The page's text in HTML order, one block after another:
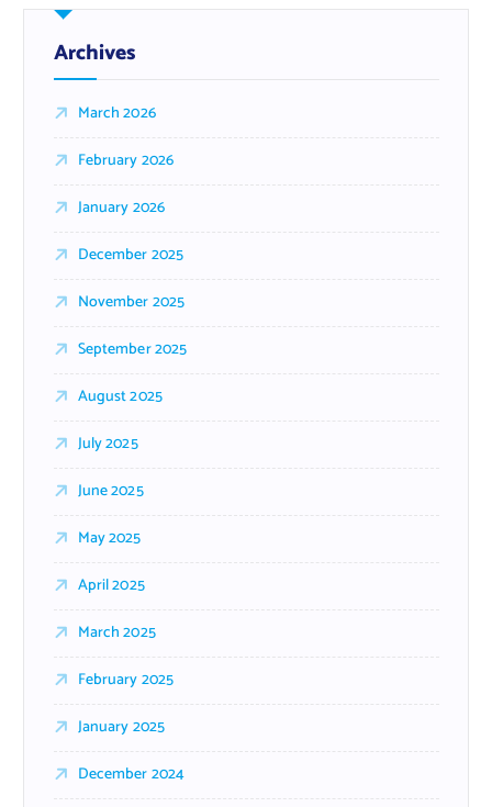
Archives
March 2026
February 2026
January 2026
December 2025
November 2025
September 2025
August 2025
July 2025
June 2025
May 2025
April 2025
March 2025
February 2025
January 2025
December 2024